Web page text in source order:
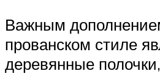
Важным
прованском стиле
деревянные